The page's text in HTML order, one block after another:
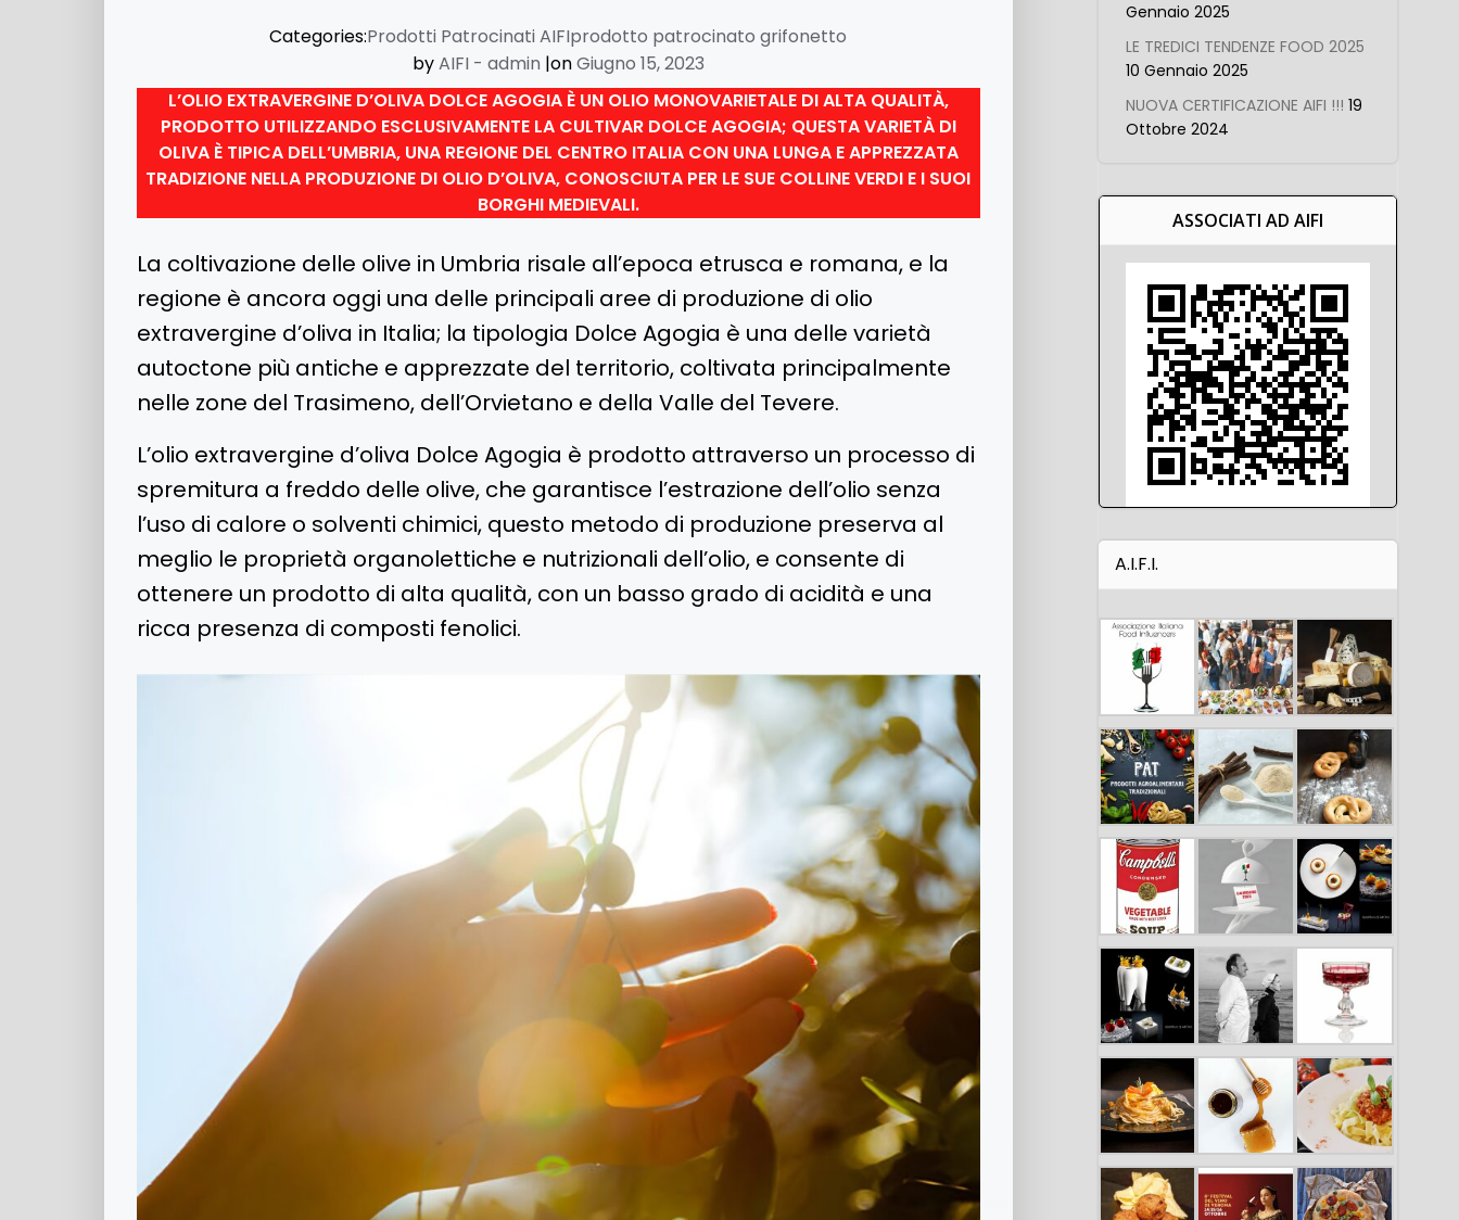
Categories:Prodotti Patrocinati AIFIprodotto patrocinato grifonetto
byAIFI - admin |onGiugno 15, 2023
L’OLIO EXTRAVERGINE D’OLIVA DOLCE AGOGIA È UN OLIO MONOVARIETALE DI ALTA QUALITÀ,
PRODOTTO UTILIZZANDO ESCLUSIVAMENTE LA CULTIVAR DOLCE AGOGIA; QUESTA VARIETÀ DI
OLIVA È TIPICA DELL’UMBRIA, UNA REGIONE DEL CENTRO ITALIA CON UNA LUNGA E APPREZZATA
TRADIZIONE NELLA PRODUZIONE DI OLIO D’OLIVA, CONOSCIUTA PER LE SUE COLLINE VERDI E I SUOI
BORGHI MEDIEVALI.
La coltivazione delle olive in Umbria risale all’epoca etrusca e romana, e la
regione è ancora oggi una delle principali aree di produzione di olio
extravergine d’oliva in Italia; la tipologia Dolce Agogia è una delle varietà
autoctone più antiche e apprezzate del territorio, coltivata principalmente
nelle zone del Trasimeno, dell’Orvietano e della Valle del Tevere.
L’olio extravergine d’oliva Dolce Agogia è prodotto attraverso un processo di
spremitura a freddo delle olive, che garantisce l’estrazione dell’olio senza
l’uso di calore o solventi chimici, questo metodo di produzione preserva al
meglio le proprietà organolettiche e nutrizionali dell’olio, e consente di
ottenere un prodotto di alta qualità, con un basso grado di acidità e una
ricca presenza di composti fenolici.
Gennaio 2025
LE TREDICI TENDENZE FOOD 2025
10 Gennaio 2025
NUOVA CERTIFICAZIONE AIFI !!! 19
Ottobre 2024
ASSOCIATI AD AIFI
A.I.F.I.